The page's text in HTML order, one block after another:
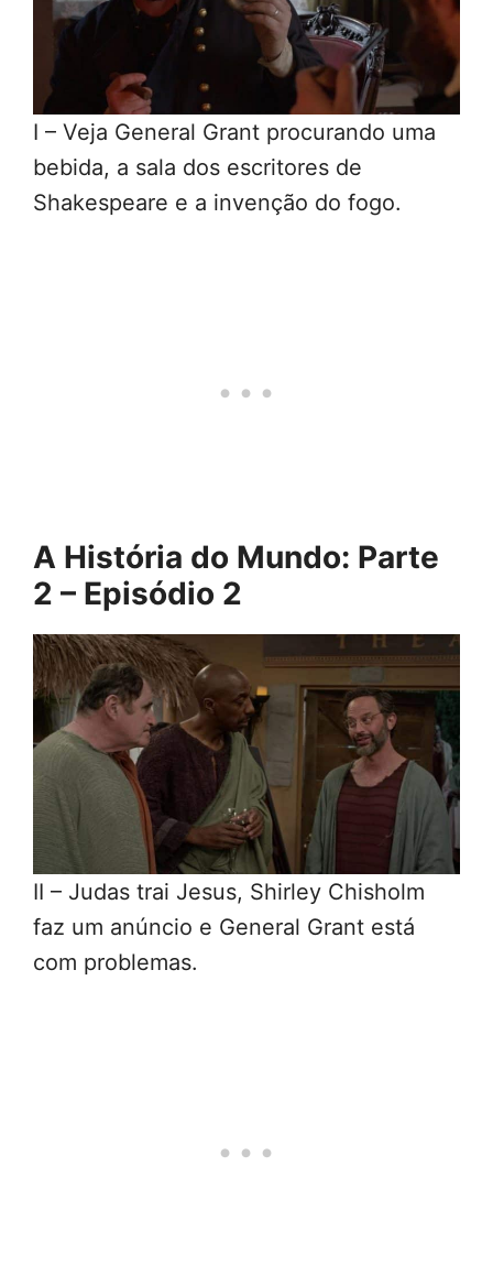
I – Veja General Grant procurando uma
bebida, a sala dos escritores de
Shakespeare e a invenção do fogo.
A História do Mundo: Parte
2 – Episódio 2
II – Judas trai Jesus, Shirley Chisholm
faz um anúncio e General Grant está
com problemas.